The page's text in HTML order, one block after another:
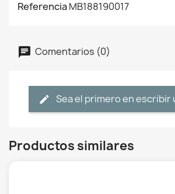
ReferenciaMB188190017
Comentarios (0)
Sea el primero en escribir
Productos similares